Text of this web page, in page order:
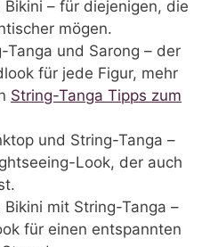
– für diejenigen, die
mögen.
Tanga und Sarong – der
für jede Figur, mehr
String-Tanga Tipps zum
und String-Tanga –
Look, der auch
mit String-Tanga –
für einen entspannten